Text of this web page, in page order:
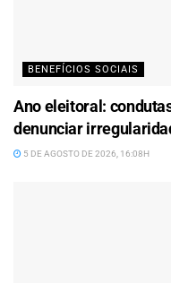
BENEFÍCIOS SOCIAIS
Ano eleitoral:
denunciar
5 DE AGOSTO DE 2026, 16:08H